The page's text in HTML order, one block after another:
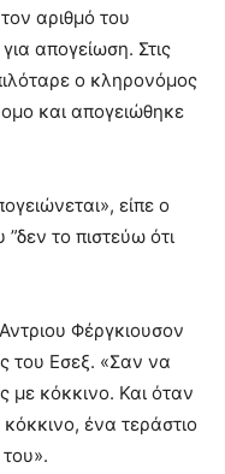
αριθμό του
απογείωση. Στις
ο κληρονόμος
και απογειώθηκε
είπε ο
το πιστεύω ότι
Φέργκιουσον
του Εσεξ. «Σαν να
με κόκκινο. Και όταν
ένα τεράστιο